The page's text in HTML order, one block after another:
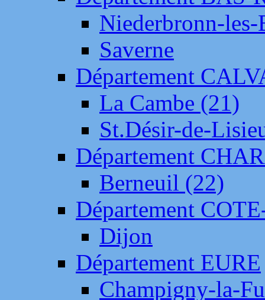
Niederbronn-
Saverne
Département
La Cambe (21)
St.Désir-de-
Département
Berneuil (22)
Département
Dijon
Département EURE
Champigny-la-